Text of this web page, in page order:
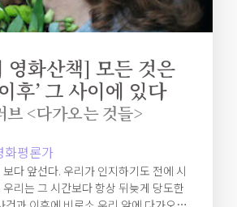
영화산책] 모든 것은
후’ 그 사이에 있다
브 <다가오는 것들>
화평론가
다 앞선다. 우리가 인지하기도 전에 시
리는 그 시간보다 항상 뒤늦게 당도한